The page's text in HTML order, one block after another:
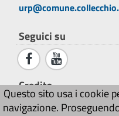
Seguici su
Credits
Sito web realizzato da
Questo sito usa i cookie
navigazione.